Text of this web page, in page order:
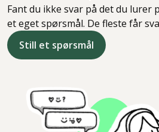
Fant du ikke svar på det du lurer
et eget spørsmål. De fleste får
Still et spørsmål